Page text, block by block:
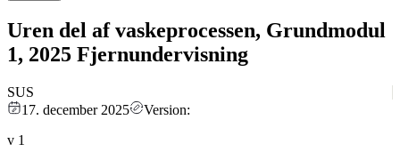
Uren del af vaskeprocessen, Grundmodul
1, 2025 Fjernundervisning
SUS
17. december 2025
Version:
v 1